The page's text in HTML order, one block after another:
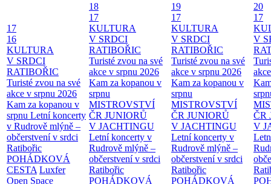
17
16
KULTURA
V SRDCI
RATIBOŘIC
Turisté zvou na své
akce v srpnu 2026
Kam za kopanou v
srpnu Letní koncerty
v Rudrově mlýně –
občerstvení v srdci
Ratibořic
POHÁDKOVÁ
CESTA Luxfer
Open Space
18
17
KULTURA
V SRDCI
RATIBOŘIC
Turisté zvou na své
akce v srpnu 2026
Kam za kopanou v
srpnu
MISTROVSTVÍ
ČR JUNIORŮ
V JACHTINGU
Letní koncerty v
Rudrově mlýně –
občerstvení v srdci
Ratibořic
POHÁDKOVÁ
19
17
KULTURA
V SRDCI
RATIBOŘIC
Turisté zvou na své
akce v srpnu 2026
Kam za kopanou v
srpnu
MISTROVSTVÍ
ČR JUNIORŮ
V JACHTINGU
Letní koncerty v
Rudrově mlýně –
občerstvení v srdci
Ratibořic
POHÁDKOVÁ
20
17
V
ČR
V